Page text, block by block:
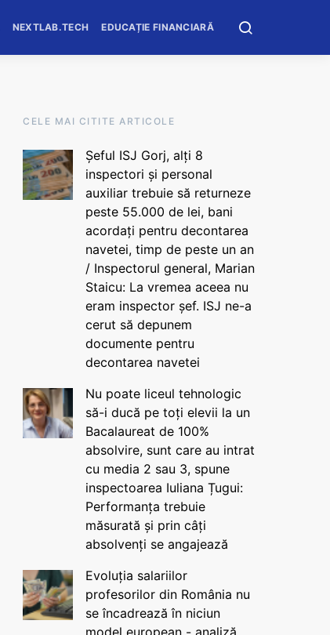
NEXTLAB.TECH EDUCAȚIE FINANCIARĂ
CELE MAI CITITE ARTICOLE
Șeful ISJ Gorj, alți 8
inspectori și personal
auxiliar trebuie să returneze
peste 55.000 de lei, bani
acordați pentru decontarea
navetei, timp de peste un an
/ Inspectorul general, Marian
Staicu: La vremea aceea nu
eram inspector șef. ISJ ne-a
cerut să depunem
documente pentru
decontarea navetei
Nu poate liceul tehnologic
să-i ducă pe toți elevii la un
Bacalaureat de 100%
absolvire, sunt care au intrat
cu media 2 sau 3, spune
inspectoarea Iuliana Țugui:
Performanța trebuie
măsurată și prin câți
absolvenți se angajează
Evoluția salariilor
profesorilor din România nu
se încadrează în niciun
model european - analiză